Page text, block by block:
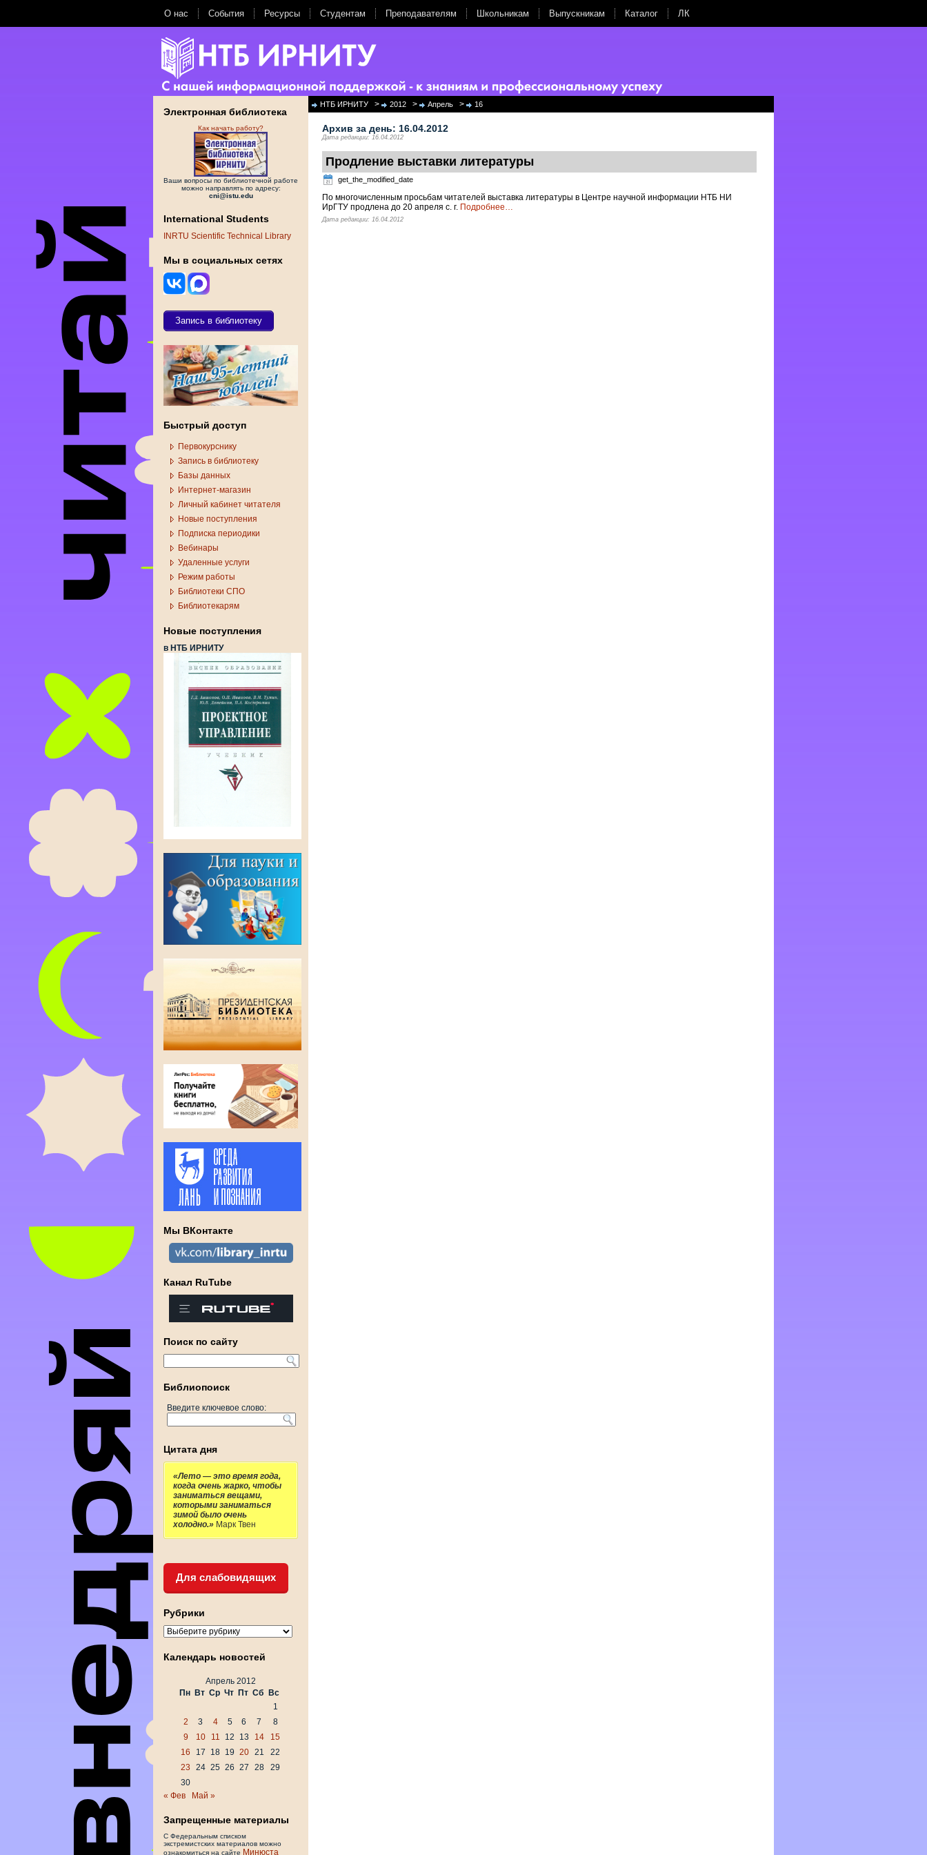
О нас События Ресурсы Студентам Преподавателям Школьникам Выпускникам Каталог ЛК
Электронная библиотека
Как начать работу?
Ваши вопросы по библиотечной работе
можно направлять по адресу:
cni@istu.edu
International Students
INRTU Scientific Technical Library
Мы в социальных сетях
Запись в библиотеку
Быстрый доступ
Первокурснику
Запись в библиотеку
Базы данных
Интернет-магазин
Личный кабинет читателя
Новые поступления
Подписка периодики
Вебинары
Удаленные услуги
Режим работы
Библиотеки СПО
Библиотекарям
Новые поступления
в НТБ ИРНИТУ
Мы ВКонтакте
Канал RuTube
Поиск по сайту
Библиопоиск
Введите ключевое слово:
Цитата дня
«Лето — это время года,
когда очень жарко, чтобы
заниматься вещами,
которыми заниматься
зимой было очень
холодно.» Марк Твен
Для слабовидящих
Рубрики
Рубрики
Календарь новостей
Апрель 2012
Пн Вт Ср Чт Пт Сб
Вс
1
2
3 4 5 6 7
8
9
10 11 12 13 14
15
16
17 18 19 20 21
22
23
24 25 26 27 28
29
30
« Фев
Май »
Запрещенные материалы
С Федеральным списком
экстремистских материалов можно
ознакомиться на сайте Минюста
НТБ ИРНИТУ > 2012 > Апрель > 16
Архив за день: 16.04.2012
Дата редакции: 16.04.2012
Продление выставки литературы
get_the_modified_date
По многочисленным просьбам читателей выставка литературы в Центре научной информации НТБ НИ
ИрГТУ продлена до 20 апреля с. г. Подробнее…
Дата редакции: 16.04.2012